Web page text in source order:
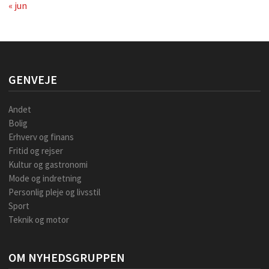
« jun
GENVEJE
Andet
Bolig
Erhverv og finans
Fritid og rejser
Kultur og gastronomi
Mode og indretning
Personlig pleje og livsstil
Sport
Teknik og motor
OM NYHEDSGRUPPEN